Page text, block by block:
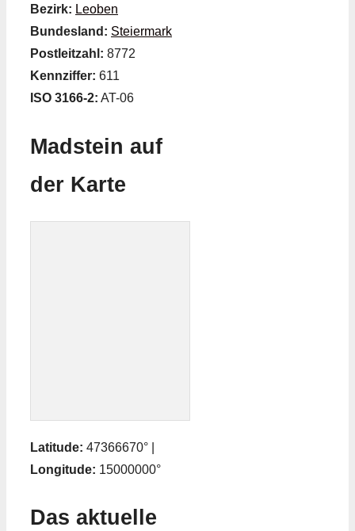
Bezirk: Leoben
Bundesland: Steiermark
Postleitzahl: 8772
Kennziffer: 611
ISO 3166-2: AT-06
Madstein auf
der Karte
Latitude: 47366670° |
Longitude: 15000000°
Das aktuelle